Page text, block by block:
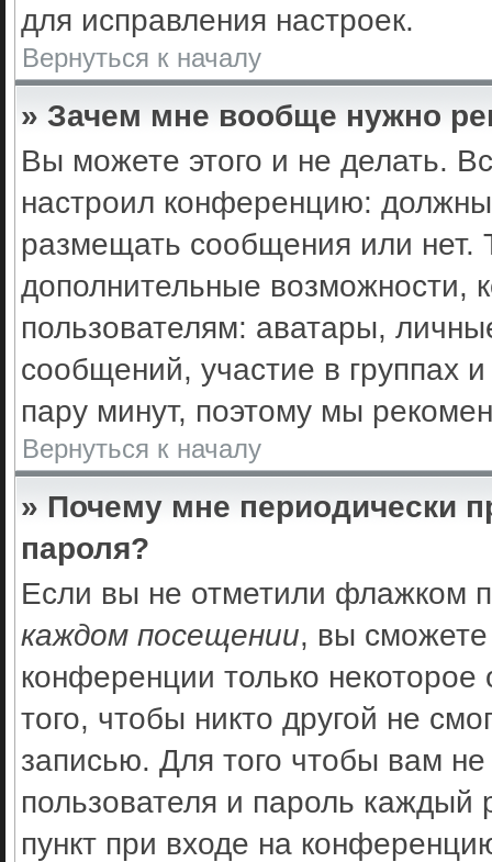
для исправления настроек.
Вернуться к началу
» Зачем мне вообще нужно
Вы можете этого и не делать.
настроил конференцию:
размещать сообщения или нет.
дополнительные возможности,
пользователям: аватары,
сообщений, участие в группах
пару минут, поэтому мы
Вернуться к началу
» Почему мне периодически
пароля?
Если вы не отметили флажком
каждом посещении, вы
конференции только
того, чтобы никто другой не
записью. Для того чтобы вам
пользователя и пароль
пункт при входе на